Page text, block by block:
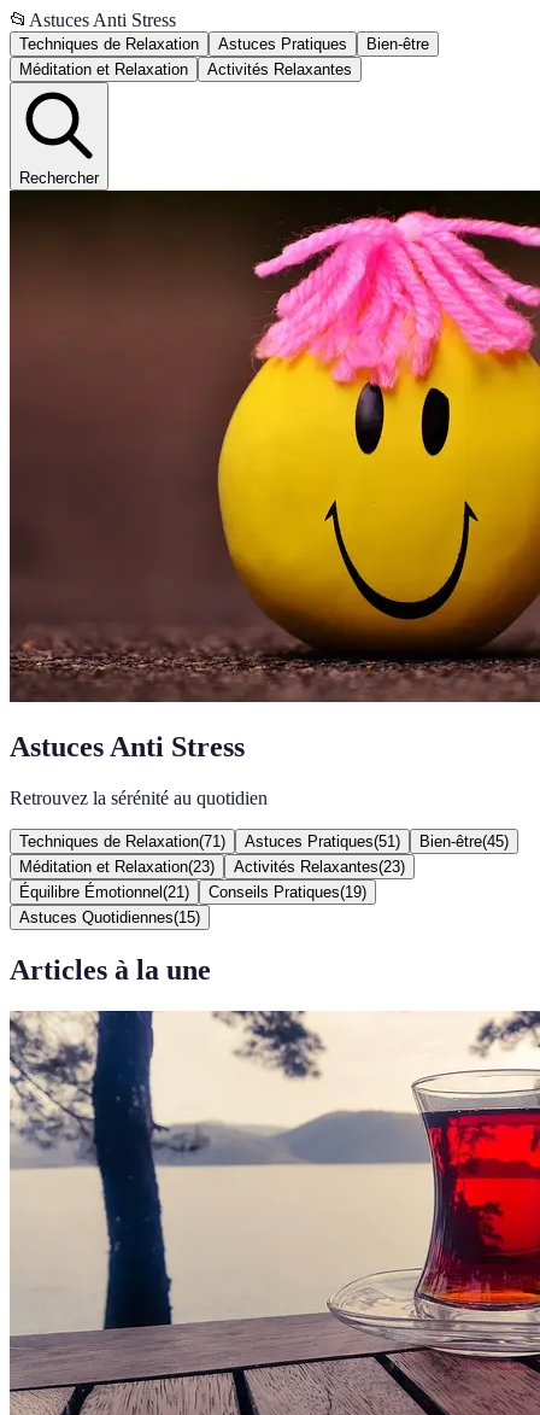
📂 Astuces Anti Stress
Techniques de Relaxation Astuces Pratiques
Bien-être
Méditation et Relaxation
Activités Relaxantes
Rechercher
Astuces Anti Stress
Retrouvez la sérénité au quotidien
Techniques de Relaxation(71 ) Astuces Pratiques(51 ) Bien-être(45)
Méditation et Relaxation(23) Activités Relaxantes(23)
Équilibre Émotionnel (21 ) Conseils Pratiques(19)
Astuces Quotidiennes(15)
Articles à la une